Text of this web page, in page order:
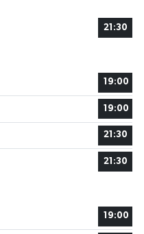
21:30
19:00
19:00
21:30
21:30
19:00